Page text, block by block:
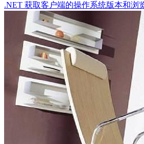
.NET 获取客户端的操作系统版本和浏